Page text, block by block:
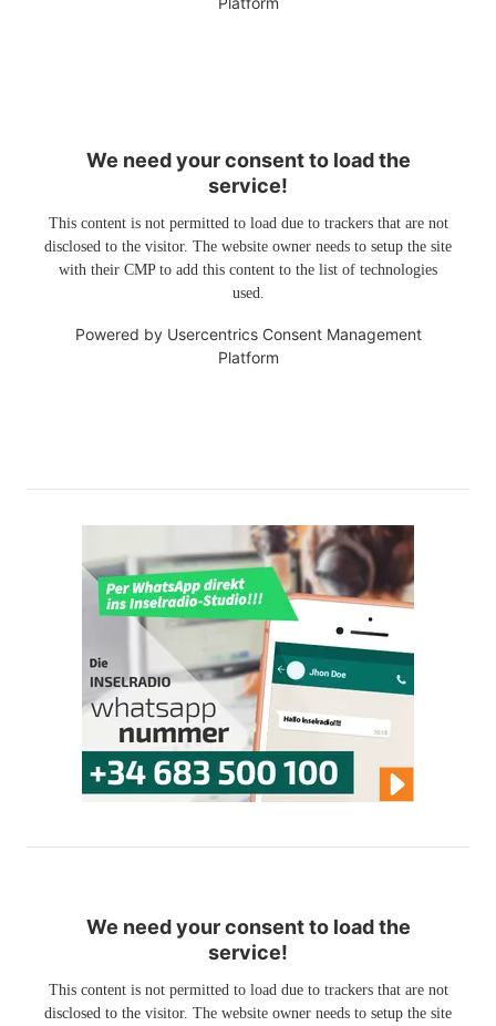
We need your consent to load the
service!
This content is not permitted to load due to trackers that are not
disclosed to the visitor. The website owner needs to setup the site
with their CMP to add this content to the list of technologies
used.
Powered by Usercentrics Consent Management
Platform
We need your consent to load the
service!
This content is not permitted to load due to trackers that are not
disclosed to the visitor. The website owner needs to setup the site